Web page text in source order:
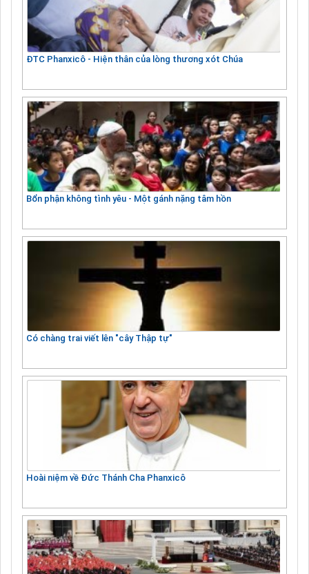
ĐTC Phanxicô - Hiện thân của lòng thương xót Chúa
Bổn phận không tình yêu - Một gánh nặng tâm hồn
Có chàng trai viết lên "cây Thập tự"
Hoài niệm về Đức Thánh Cha Phanxicô